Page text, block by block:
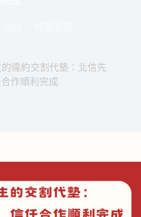
違約交割代墊：北信先
作順利完成